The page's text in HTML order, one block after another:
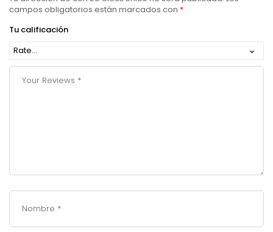
campos obligatorios están marcados con *
Tu calificación